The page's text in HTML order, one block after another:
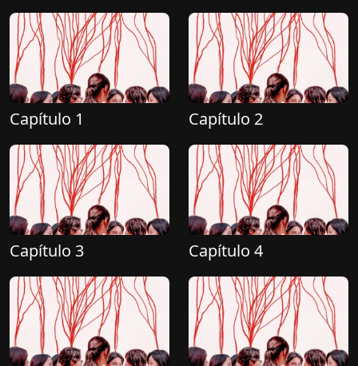
Capítulo 1 Capítulo 2
Capítulo 3 Capítulo 4